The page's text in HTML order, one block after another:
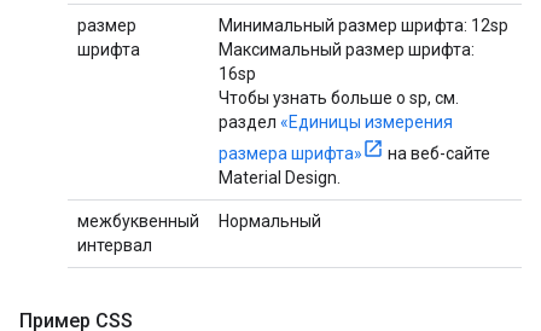
размер
шрифта
Минимальный размер шрифта: 12sp
Максимальный размер шрифта:
16sp
Чтобы узнать больше о sp, см.
раздел «Единицы измерения
размера шрифта»
на веб-сайте
Material Design.
межбуквенный
интервал
Нормальный
Пример CSS